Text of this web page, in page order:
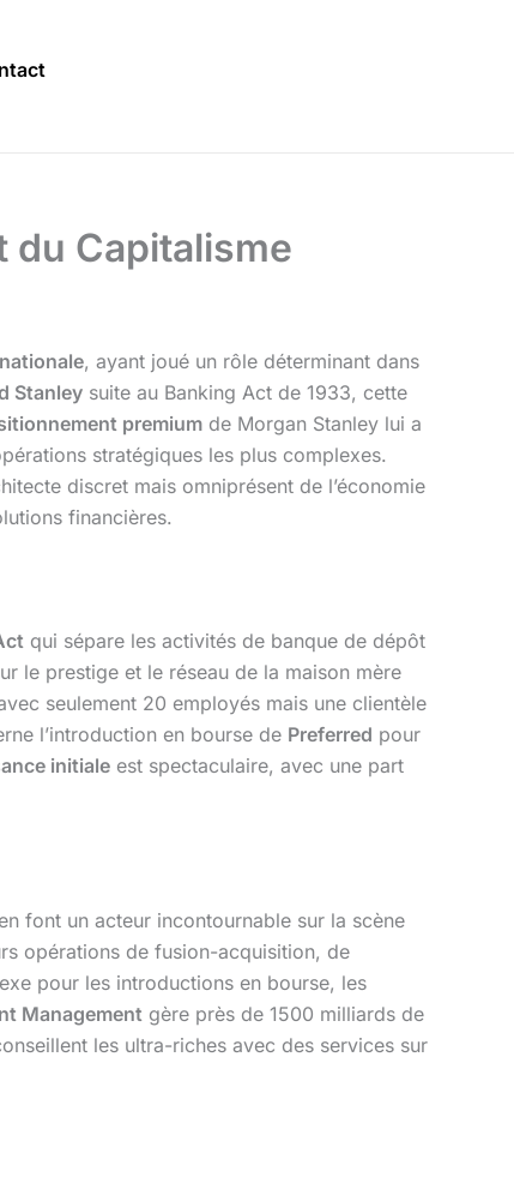
du Capitalisme
, ayant joué un rôle déterminant dans
Stanley suite au Banking Act de 1933, cette
premium de Morgan Stanley lui a
stratégiques les plus complexes.
discret mais omniprésent de l’économie
financières.
qui sépare les activités de banque de dépôt
le prestige et le réseau de la maison mère
seulement 20 employés mais une clientèle
l’introduction en bourse de Preferred pour
initiale est spectaculaire, avec une part
font un acteur incontournable sur la scène
opérations de fusion-acquisition, de
pour les introductions en bourse, les
Management gère près de 1500 milliards de
les ultra-riches avec des services sur